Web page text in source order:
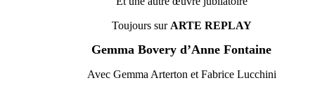
Toujours surARTE REPLAY
Gemma Bovery d’Anne Fontaine
Avec Gemma Arterton et Fabrice Lucchini